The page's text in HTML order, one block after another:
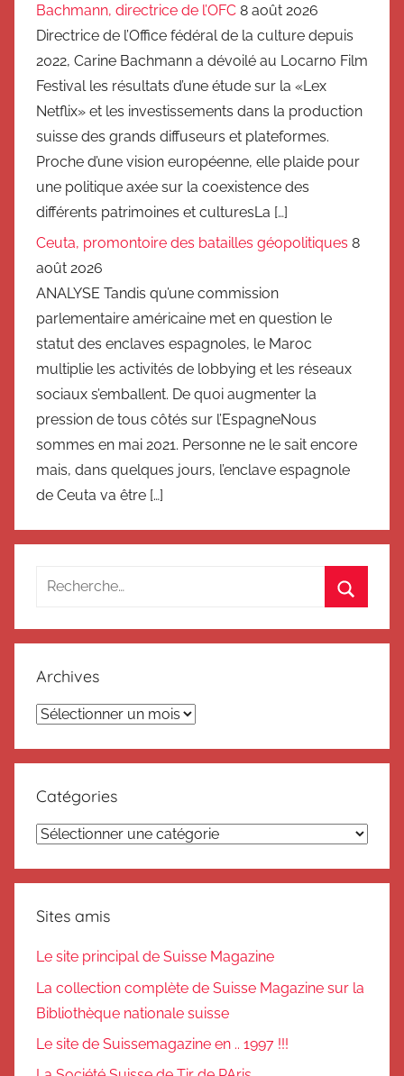
Bachmann, directrice de l’OFC 8 août 2026
Directrice de l’Office fédéral de la culture depuis
2022, Carine Bachmann a dévoilé au Locarno Film
Festival les résultats d’une étude sur la «Lex
Netflix» et les investissements dans la production
suisse des grands diffuseurs et plateformes.
Proche d’une vision européenne, elle plaide pour
une politique axée sur la coexistence des
différents patrimoines et culturesLa […]
Ceuta, promontoire des batailles géopolitiques 8
août 2026
ANALYSE Tandis qu’une commission
parlementaire américaine met en question le
statut des enclaves espagnoles, le Maroc
multiplie les activités de lobbying et les réseaux
sociaux s’emballent. De quoi augmenter la
pression de tous côtés sur l’EspagneNous
sommes en mai 2021. Personne ne le sait encore
mais, dans quelques jours, l’enclave espagnole
de Ceuta va être […]
Recherche
:
Archives
Archives
Catégories
Catégories
Sites amis
Le site principal de Suisse Magazine
La collection complète de Suisse Magazine sur la
Bibliothèque nationale suisse
Le site de Suissemagazine en .. 1997 !!!